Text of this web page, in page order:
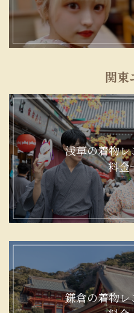
関東
浅草の着物レ
料金
鎌倉の着物レ